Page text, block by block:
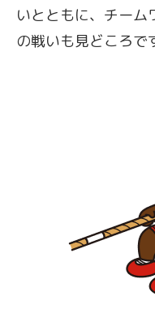
いとともに、チーム
の戦いも見どころで